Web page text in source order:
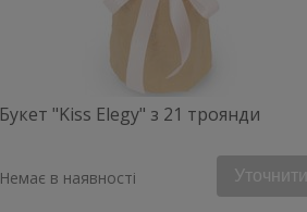
Букет "Kiss Elegy" з 21 троянди
Немає в наявності Уточнити